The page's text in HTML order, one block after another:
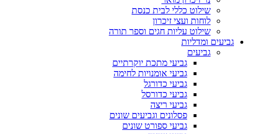
שילוט כללי לבית כנסת
לוחות ועצי זיכרון
שילוט עליות חגים וספר תורה
גביעים ומדליות
גביעים
גביעי מתכת יוקרתיים
גביעי אומנויות לחימה
גביעי כדורגל
גביעי כדורסל
גביעי ריצה
פסלונים וגביעים שונים
גביעי ספורט שונים